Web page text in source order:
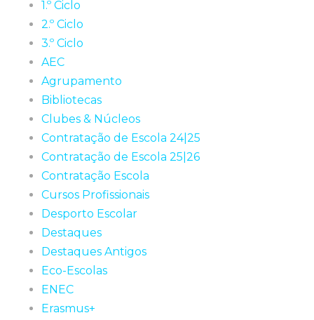
1.º Ciclo
2.º Ciclo
3.º Ciclo
AEC
Agrupamento
Bibliotecas
Clubes & Núcleos
Contratação de Escola 24|25
Contratação de Escola 25|26
Contratação Escola
Cursos Profissionais
Desporto Escolar
Destaques
Destaques Antigos
Eco-Escolas
ENEC
Erasmus+